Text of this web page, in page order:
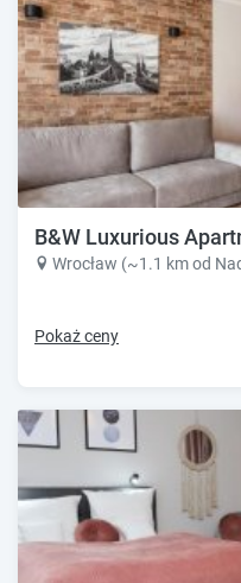
B&W Luxurious
Wrocław (~1.1 km od
Pokaż ceny